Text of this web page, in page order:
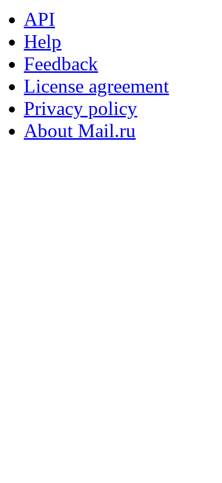
API
Help
Feedback
License agreement
Privacy policy
About Mail.ru